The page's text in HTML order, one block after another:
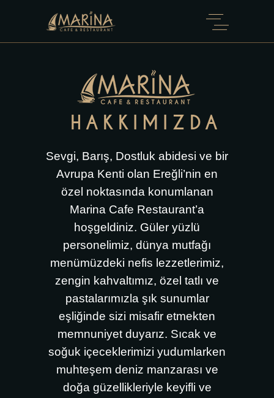
HAKKIMIZDA
Sevgi, Barış, Dostluk abidesi ve bir
Avrupa Kenti olan Ereğli’nin en
özel noktasında konumlanan
Marina Cafe Restaurant’a
hoşgeldiniz. Güler yüzlü
personelimiz, dünya mutfağı
menümüzdeki nefis lezzetlerimiz,
zengin kahvaltımız, özel tatlı ve
pastalarımızla şık sunumlar
eşliğinde sizi misafir etmekten
memnuniyet duyarız. Sıcak ve
soğuk içeceklerimizi yudumlarken
muhteşem deniz manzarası ve
doğa güzellikleriyle keyifli ve